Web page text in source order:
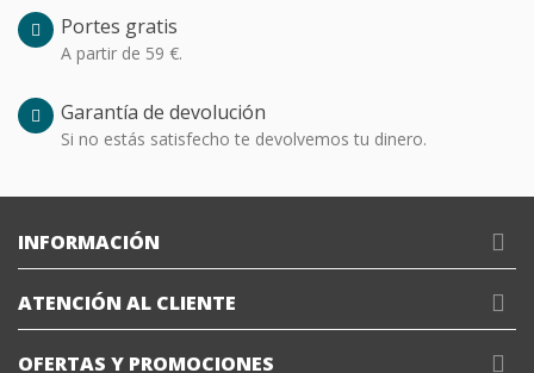
Portes gratis
A partir de 59 €.
Garantía de devolución
Si no estás satisfecho te devolvemos tu dinero.
INFORMACIÓN
ATENCIÓN AL CLIENTE
OFERTAS Y PROMOCIONES